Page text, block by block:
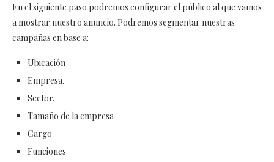
En el siguiente paso podremos configurar el público al que vamos
a mostrar nuestro anuncio. Podremos segmentar nuestras
campañas en base a:
Ubicación
Empresa.
Sector.
Tamaño de la empresa
Cargo
Funciones